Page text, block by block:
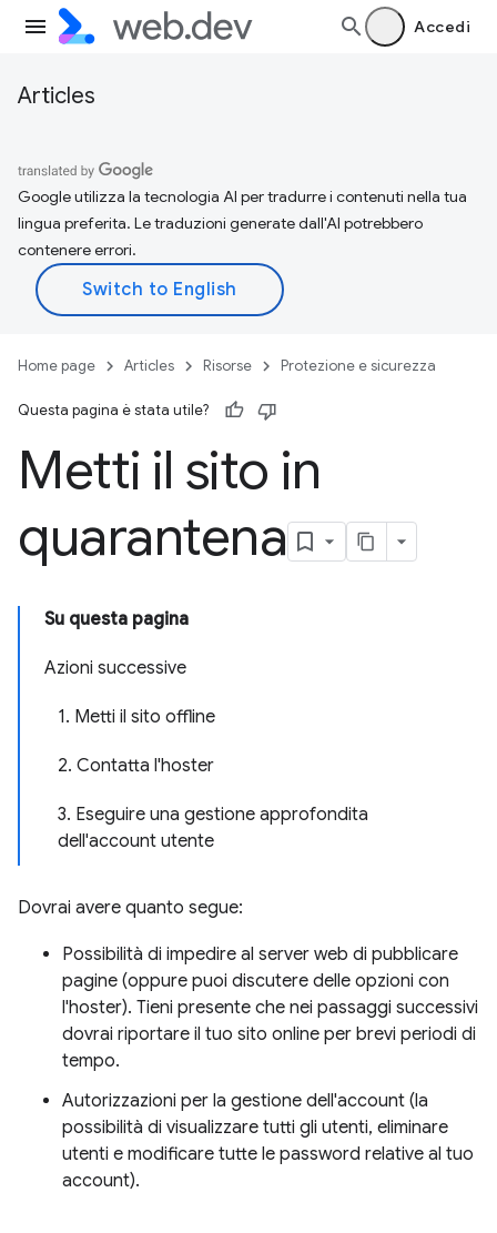
Accedi
Articles
Google utilizza la tecnologia AI per tradurre i contenuti nella tua
lingua preferita. Le traduzioni generate dall'AI potrebbero
contenere errori.
Home page Articles Risorse Protezione e sicurezza
Questa pagina è stata utile?
Metti il sito in
quarantena
Su questa pagina
Azioni successive
1. Metti il sito offline
2. Contatta l'hoster
3. Eseguire una gestione approfondita
dell'account utente
Dovrai avere quanto segue:
Possibilità di impedire al server web di pubblicare
pagine (oppure puoi discutere delle opzioni con
l'hoster). Tieni presente che nei passaggi successivi
dovrai riportare il tuo sito online per brevi periodi di
tempo.
Autorizzazioni per la gestione dell'account (la
possibilità di visualizzare tutti gli utenti, eliminare
utenti e modificare tutte le password relative al tuo
account).